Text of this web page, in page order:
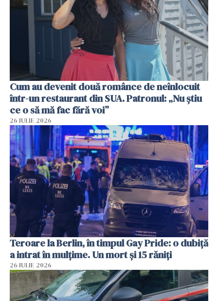
Cum au devenit două românce de neînlocuit
într-un restaurant din SUA. Patronul: „Nu știu
ce o să mă fac fără voi”
26 IULIE 2026
Teroare la Berlin, în timpul Gay Pride: o dubiță
a intrat în mulțime. Un mort și 15 răniți
26 IULIE 2026